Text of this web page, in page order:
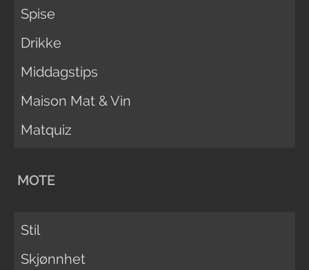
Spise
Drikke
Middagstips
Maison Mat & Vin
Matquiz
MOTE
Stil
Skjønnhet